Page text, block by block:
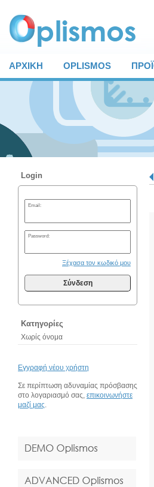
ΑΡΧΙΚΗ OPLISMOS
Login
Email:
Password:
Ξέχασα τον κωδικό μου
Σύνδεση
Κατηγορίες
Χωρίς όνομα
Εγγραφή νέου χρήστη
Σε περίπτωση αδυναμίας πρόσβασης
στο λογαριασμό σας, επικοινωνήστε
μαζί μας.